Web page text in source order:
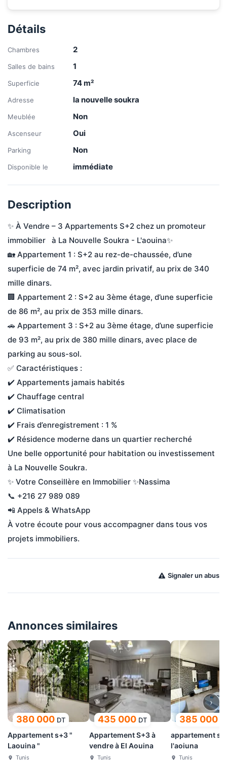
Détails
Chambres 2
Salles de bains 1
Superficie 74m²
Adresse la nouvelle soukra
Meublée Non
Ascenseur Oui
Parking Non
Disponible le immédiate
Description
✨ À Vendre – 3 Appartements S+2 chez un promoteur
immobilier   à La Nouvelle Soukra - L'aouina✨
🏡 Appartement 1 : S+2 au rez-de-chaussée, d’une
superficie de 74 m², avec jardin privatif, au prix de 340
mille dinars.
🏢 Appartement 2 : S+2 au 3ème étage, d’une superficie
de 86 m², au prix de 353 mille dinars.
🚗 Appartement 3 : S+2 au 3ème étage, d’une superficie
de 93 m², au prix de 380 mille dinars, avec place de
parking au sous-sol.
✅ Caractéristiques :
✔️ Appartements jamais habités
✔️ Chauffage central
✔️ Climatisation
✔️ Frais d’enregistrement : 1 %
✔️ Résidence moderne dans un quartier recherché
Une belle opportunité pour habitation ou investissement
à La Nouvelle Soukra.
✨ Votre Conseillère en Immobilier ✨Nassima
📞 +216 27 989 089
📲 Appels & WhatsApp
À votre écoute pour vous accompagner dans tous vos
projets immobiliers.
Signaler un abus
Annonces similaires
380 000 DT
Appartement s+3 "
Laouina "
Tunis
435 000 DT
Appartement S+3 à
vendre à El Aouina
Tunis
385 000
appartement s2
l'aoiuna
Tunis
›